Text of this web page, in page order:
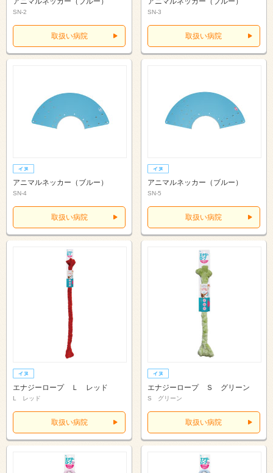
SN-2
取扱い病院
SN-3
取扱い病院
アニマルネッカー（ブルー）
SN-4
取扱い病院
アニマルネッカー（ブルー）
SN-5
取扱い病院
エナジーロープ Ｌ レッド
L レッド
取扱い病院
エナジーロープ Ｓ グリーン
S グリーン
取扱い病院